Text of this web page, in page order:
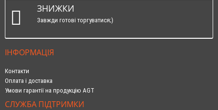
ЗНИЖКИ
Завжди готові торгуватися;)
ІНФОРМАЦІЯ
Контакти
Оплата і доставка
Умови гарантії на продукцію AGT
СЛУЖБА ПІДТРИМКИ